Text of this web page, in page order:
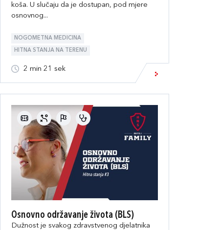
koša. U slučaju da je dostupan, pod mjere
osnovnog...
NOGOMETNA MEDICINA
HITNA STANJA NA TERENU
2 min 21 sek
Osnovno održavanje života (BLS)
Dužnost je svakog zdravstvenog djelatnika